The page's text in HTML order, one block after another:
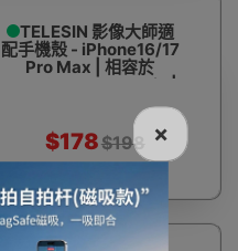
TELESIN 影像大師適
配手機殼 - iPhone16/17
Pro Max | 相容於
TELESIN Master Grip |
7600mm²石墨烯散熱 |
散熱格柵設計
$178$198 ×